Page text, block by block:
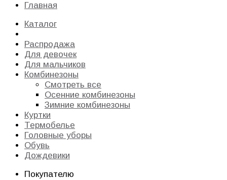
Главная
Каталог
Распродажа
Для девочек
Для мальчиков
Комбинезоны
Смотреть все
Осенние комбинезоны
Зимние комбинезоны
Куртки
Термобелье
Головные уборы
Обувь
Дождевики
Покупателю